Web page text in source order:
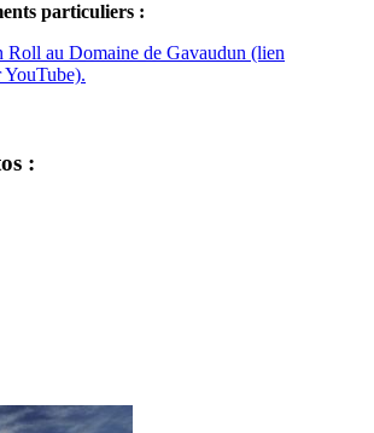
particuliers :
Roll au Domaine de Gavaudun (lien
: